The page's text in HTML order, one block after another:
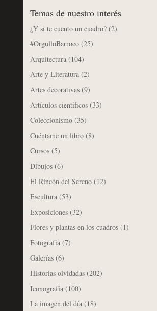
Temas de nuestro interés
¿Y si te cuento un cuadro?(2)
#OrgulloBarroco(25)
Arquitectura(104)
Arte y Literatura(2)
Artes decorativas(9)
Artículos científicos(33)
Coleccionismo(35)
Cuéntame un libro(8)
Cursos(5)
Dibujos(6)
El Rincón del Sereno(12)
Escultura(53)
Exposiciones(32)
Flores y plantas en los cuadros(1)
Fotografía(7)
Galerías(6)
Historias olvidadas(202)
Iconografía(100)
La imagen del día(18)